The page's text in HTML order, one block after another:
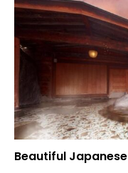
Beautiful